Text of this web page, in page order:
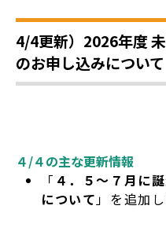
4/4更新）2026年度
のお申し込みについて
４/４の主な更新情報
「 ４．５～７月に
について」を追加し